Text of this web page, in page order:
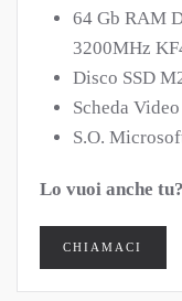
64 Gb RAM
3200MHz
Disco SSD
Scheda
S.O.
Lo vuoi anche tu?
CHIAMACI